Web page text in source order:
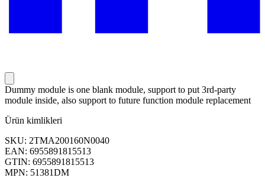
Dummy module is one blank module, support to put 3rd-party
module inside, also support to future function module replacement
Ürün kimlikleri
SKU: 2TMA200160N0040
EAN: 6955891815513
GTIN: 6955891815513
MPN: 51381DM